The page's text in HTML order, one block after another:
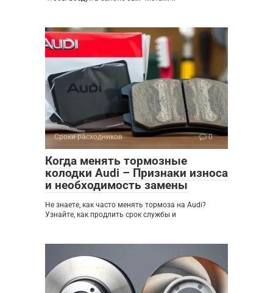
Сроки расходников 0
Когда менять тормозные
колодки Audi – Признаки износа
и необходимость замены
Не знаете, как часто менять тормоза на Audi?
Узнайте, как продлить срок службы и